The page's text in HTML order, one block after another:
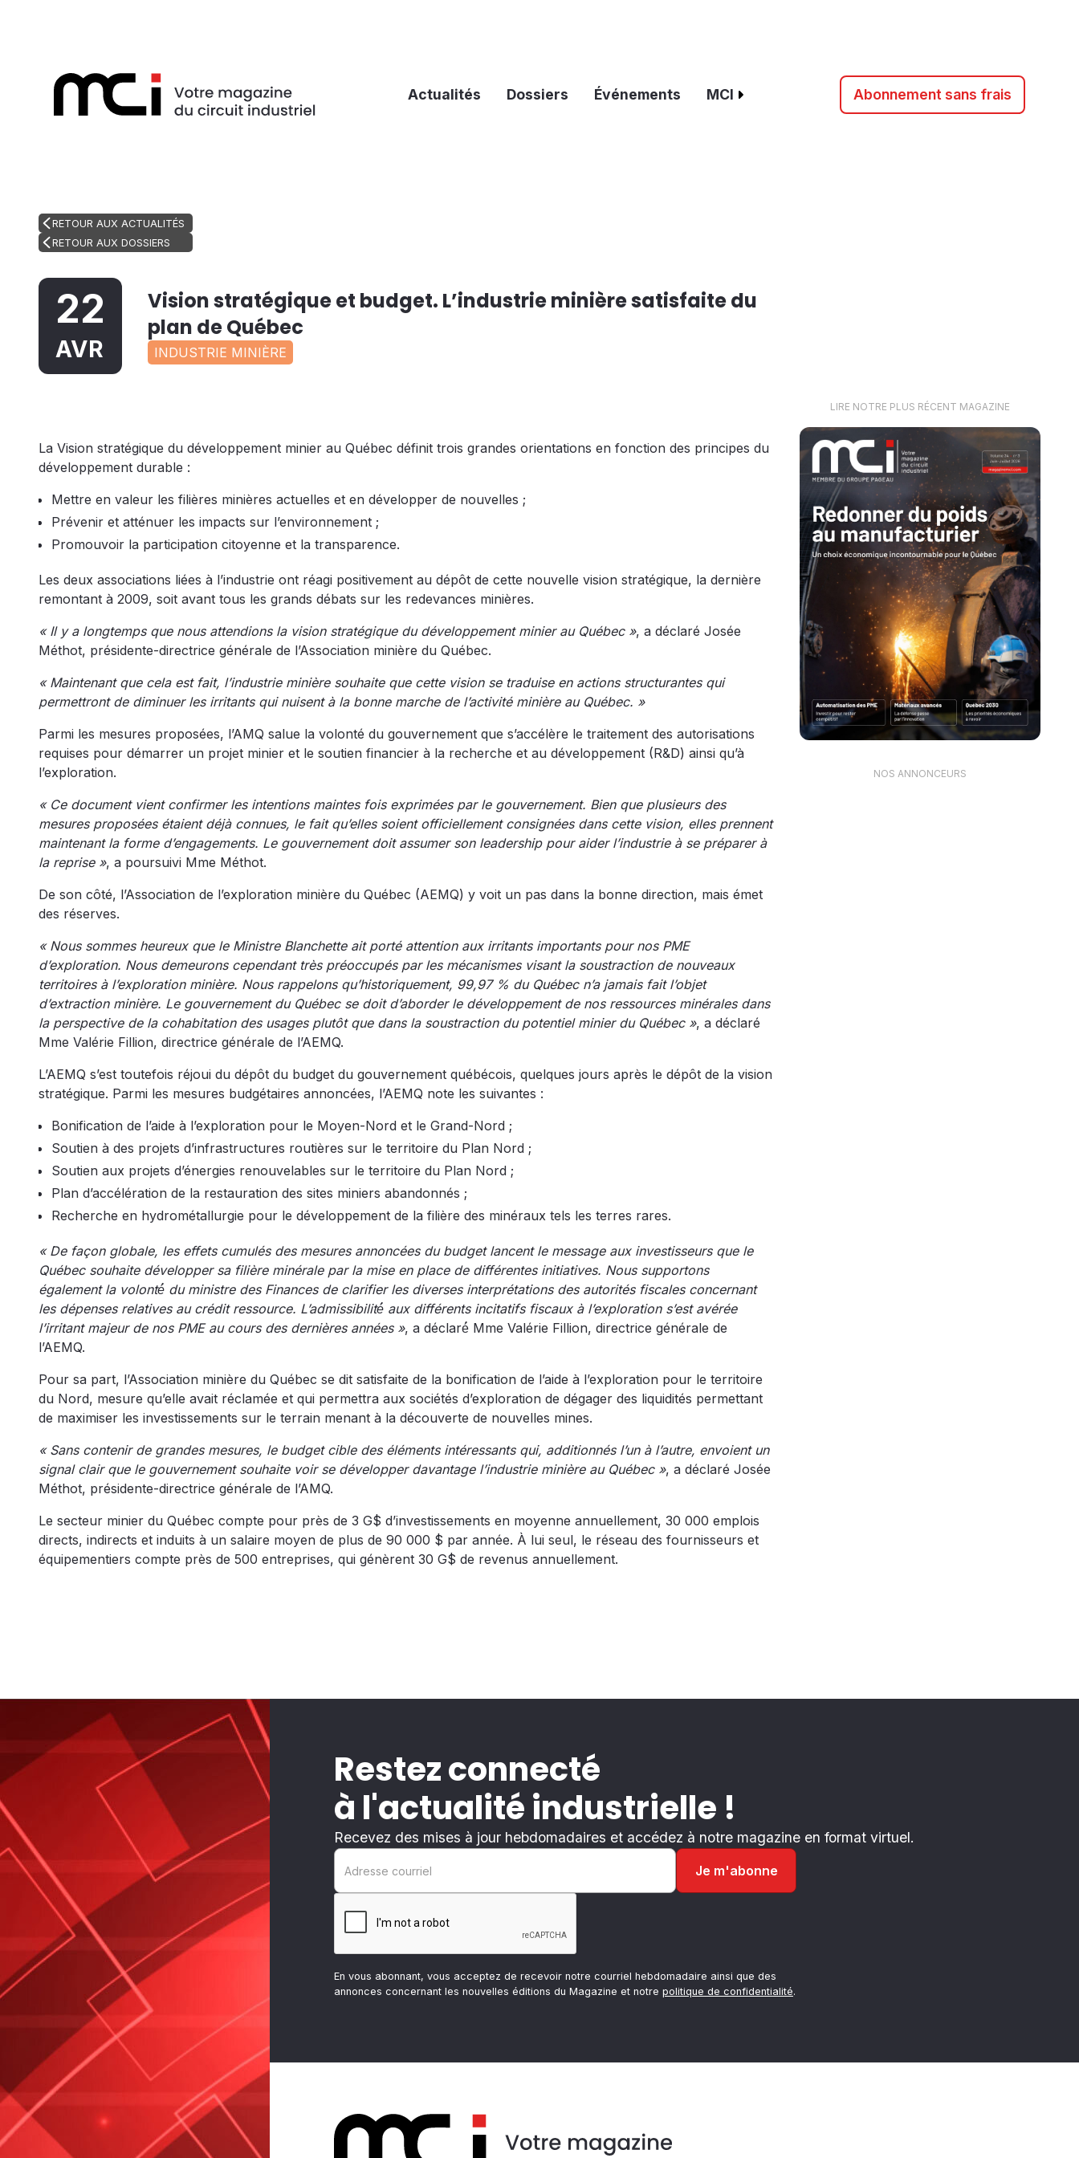
Actualités Dossiers Événements MCI Abonnement sans frais
RETOUR AUX ACTUALITÉS
RETOUR AUX DOSSIERS
22
AVR
Vision stratégique et budget. L’industrie minière satisfaite du
plan de Québec
INDUSTRIE MINIÈRE
La Vision stratégique du développement minier au Québec définit trois grandes orientations en fonction des principes du
développement durable :
Mettre en valeur les filières minières actuelles et en développer de nouvelles ;
Prévenir et atténuer les impacts sur l’environnement ;
Promouvoir la participation citoyenne et la transparence.
Les deux associations liées à l’industrie ont réagi positivement au dépôt de cette nouvelle vision stratégique, la dernière
remontant à 2009, soit avant tous les grands débats sur les redevances minières.
« Il y a longtemps que nous attendions la vision stratégique du développement minier au Québec », a déclaré Josée
Méthot, présidente-directrice générale de l’Association minière du Québec.
« Maintenant que cela est fait, l’industrie minière souhaite que cette vision se traduise en actions structurantes qui
permettront de diminuer les irritants qui nuisent à la bonne marche de l’activité minière au Québec. »
Parmi les mesures proposées, l’AMQ salue la volonté du gouvernement que s’accélère le traitement des autorisations
requises pour démarrer un projet minier et le soutien financier à la recherche et au développement (R&D) ainsi qu’à
l’exploration.
« Ce document vient confirmer les intentions maintes fois exprimées par le gouvernement. Bien que plusieurs des
mesures proposées étaient déjà connues, le fait qu’elles soient officiellement consignées dans cette vision, elles prennent
maintenant la forme d’engagements. Le gouvernement doit assumer son leadership pour aider l’industrie à se préparer à
la reprise », a poursuivi Mme Méthot.
De son côté, l’Association de l’exploration minière du Québec (AEMQ) y voit un pas dans la bonne direction, mais émet
des réserves.
« Nous sommes heureux que le Ministre Blanchette ait porté attention aux irritants importants pour nos PME
d’exploration. Nous demeurons cependant très préoccupés par les mécanismes visant la soustraction de nouveaux
territoires à l’exploration minière. Nous rappelons qu’historiquement, 99,97 % du Québec n’a jamais fait l’objet
d’extraction minière. Le gouvernement du Québec se doit d’aborder le développement de nos ressources minérales dans
la perspective de la cohabitation des usages plutôt que dans la soustraction du potentiel minier du Québec », a déclaré
Mme Valérie Fillion, directrice générale de l’AEMQ.
L’AEMQ s’est toutefois réjoui du dépôt du budget du gouvernement québécois, quelques jours après le dépôt de la vision
stratégique. Parmi les mesures budgétaires annoncées, l’AEMQ note les suivantes :
Bonification de l’aide à l’exploration pour le Moyen-Nord et le Grand-Nord ;
Soutien à des projets d’infrastructures routières sur le territoire du Plan Nord ;
Soutien aux projets d’énergies renouvelables sur le territoire du Plan Nord ;
Plan d’accélération de la restauration des sites miniers abandonnés ;
Recherche en hydrométallurgie pour le développement de la filière des minéraux tels les terres rares.
« De façon globale, les effets cumulés des mesures annoncées du budget lancent le message aux investisseurs que le
Québec souhaite développer sa filière minérale par la mise en place de différentes initiatives. Nous supportons
également la volonté́ du ministre des Finances de clarifier les diverses interprétations des autorités fiscales concernant
les dépenses relatives au crédit ressource. L’admissibilité́ aux différents incitatifs fiscaux à l’exploration s’est avérée
l’irritant majeur de nos PME au cours des dernières années », a déclaré́ Mme Valérie Fillion, directrice générale de
l’AEMQ.
Pour sa part, l’Association minière du Québec se dit satisfaite de la bonification de l’aide à l’exploration pour le territoire
du Nord, mesure qu’elle avait réclamée et qui permettra aux sociétés d’exploration de dégager des liquidités permettant
de maximiser les investissements sur le terrain menant à la découverte de nouvelles mines.
« Sans contenir de grandes mesures, le budget cible des éléments intéressants qui, additionnés l’un à l’autre, envoient un
signal clair que le gouvernement souhaite voir se développer davantage l’industrie minière au Québec », a déclaré Josée
Méthot, présidente-directrice générale de l’AMQ.
Le secteur minier du Québec compte pour près de 3 G$ d’investissements en moyenne annuellement, 30 000 emplois
directs, indirects et induits à un salaire moyen de plus de 90 000 $ par année. À lui seul, le réseau des fournisseurs et
équipementiers compte près de 500 entreprises, qui génèrent 30 G$ de revenus annuellement.
LIRE NOTRE PLUS RÉCENT MAGAZINE
NOS ANNONCEURS
Restez connecté
à l'actualité industrielle !
Recevez des mises à jour hebdomadaires et accédez à notre magazine en format virtuel.
En vous abonnant, vous acceptez de recevoir notre courriel hebdomadaire ainsi que des
annonces concernant les nouvelles éditions du Magazine et notre politique de confidentialité.